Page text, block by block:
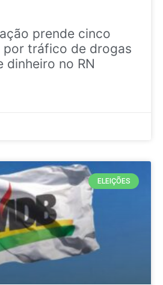
prende cinco
por tráfico de drogas
dinheiro no RN
ELEIÇÕES